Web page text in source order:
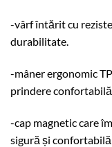
-vârf întărit cu
durabilitate.
-mâner ergonomic
prindere
-cap magnetic care
sigură și confortabilă